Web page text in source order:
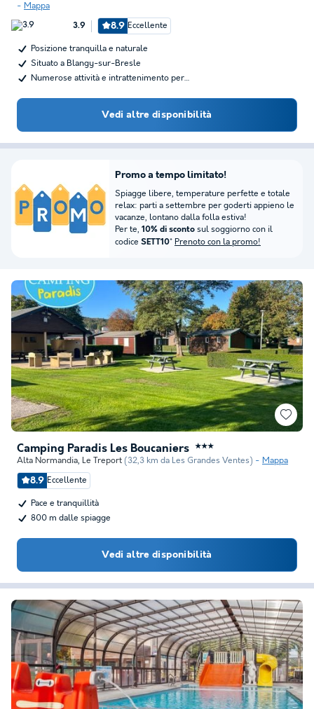
Mappa
3.9 8.9 Eccellente
Posizione tranquilla e naturale
Situato a Blangy-sur-Bresle
Numerose attività e intrattenimento per…
Vedi altre disponibilità
Camping Paradis Les Boucaniers ★★★
Alta Normandia, Le Treport (32,3 km da Les Grandes Ventes) Mappa
8.9 Eccellente
Pace e tranquillità
800 m dalle spiagge
Vedi altre disponibilità
Promo a tempo limitato!
Spiagge libere, temperature perfette e totale
relax: parti a settembre per goderti appieno le
vacanze, lontano dalla folla estiva!
Per te, 10% di sconto sul soggiorno con il
codice SETT10* Prenoto con la promo!